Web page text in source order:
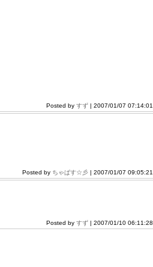
Posted by すず | 2007/01/07 07:14:01
Posted by ちゃぱす☆彡 | 2007/01/07 09:05:21
Posted by すず | 2007/01/10 06:11:28